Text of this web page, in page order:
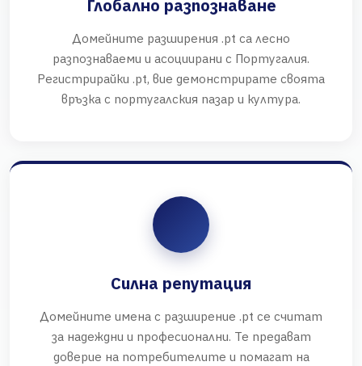
Глобално разпознаване
Домейните разширения .pt са лесно
разпознаваеми и асоциирани с Португалия.
Регистрирайки .pt, вие демонстрирате своята
връзка с португалския пазар и култура.
Силна репутация
Домейните имена с разширение .pt се считат
за надеждни и професионални. Те предават
доверие на потребителите и помагат на